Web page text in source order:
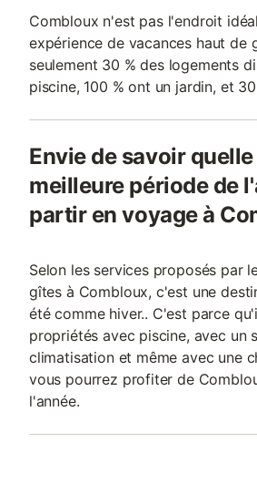
Combloux n'est pas l'endroit
expérience de vacances haut de
seulement 30 % des logements
piscine, 100 % ont un jardin, et
Envie de savoir
meilleure période de
partir en voyage à
Selon les services proposés par
gîtes à Combloux, c'est une
été comme hiver.. C'est parce
propriétés avec piscine, avec un
climatisation et même avec une
vous pourrez profiter de
l'année.